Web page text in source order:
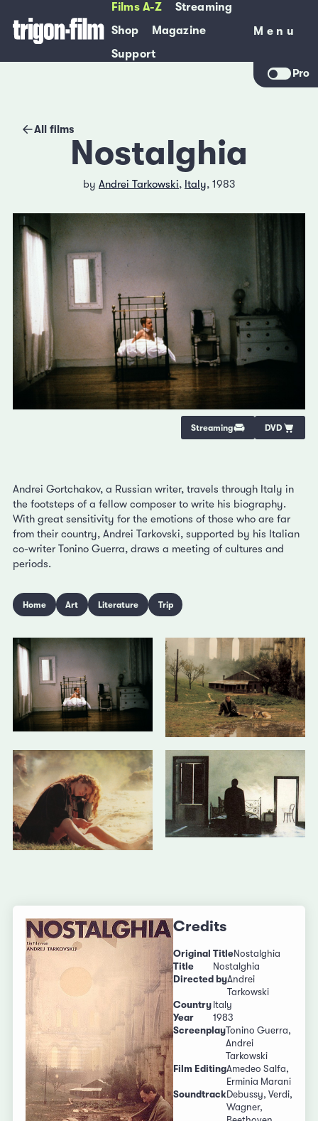
Films A-Z
Streaming
Shop
Magazine
Support
Menu
Menu
Pro
All films
Nostalghia
by Andrei Tarkowski, Italy, 1983
Streaming DVD
Andrei Gortchakov, a Russian writer, travels through Italy in
the footsteps of a fellow composer to write his biography.
With great sensitivity for the emotions of those who are far
from their country, Andrei Tarkovski, supported by his Italian
co-writer Tonino Guerra, draws a meeting of cultures and
periods.
Home Art Literature Trip
Credits
Original TitleNostalghia
Title
Nostalghia
Directed byAndrei
Tarkowski
Country Italy
Year
1983
ScreenplayTonino Guerra,
Andrei
Tarkowski
Film EditingAmedeo Salfa,
Erminia Marani
SoundtrackDebussy, Verdi,
Wagner,